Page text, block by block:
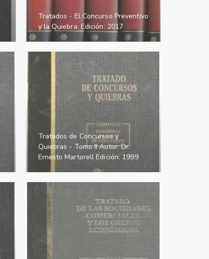
Tratados - El Concurso Preventivo
y la Quiebra. Edición: 2017
Tratados de Concursos y
Quiebras - Tomo II Autor: Dr.
Ernesto Martorell Edición: 1999